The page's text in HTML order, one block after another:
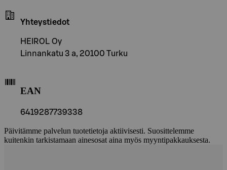
Yhteystiedot
HEIROL Oy
Linnankatu 3 a, 20100 Turku
EAN
6419287739338
Päivitämme palvelun tuotetietoja aktiivisesti. Suosittelemme
kuitenkin tarkistamaan ainesosat aina myös myyntipakkauksesta.